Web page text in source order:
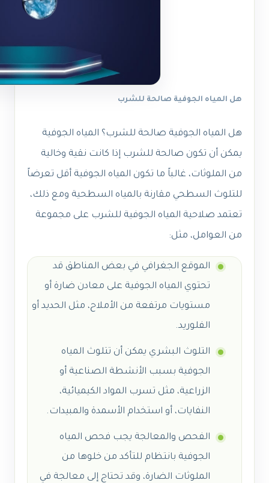
هل المياه الجوفية صالحة للشرب
هل المياه الجوفية صالحة للشرب؟ المياه الجوفية
يمكن أن تكون صالحة للشرب إذا كانت نقية وخالية
من الملوثات، غالباً ما تكون المياه الجوفية أقل تعرضاً
للتلوث السطحي مقارنة بالمياه السطحية ومع ذلك،
تعتمد صلاحية المياه الجوفية للشرب على مجموعة
من العوامل، مثل:
الموقع الجغرافي في بعض المناطق قد
تحتوي المياه الجوفية على معادن ضارة أو
مستويات مرتفعة من الأملاح، مثل الحديد أو
الفلوريد.
التلوث البشري يمكن أن تتلوث المياه
الجوفية بسبب الأنشطة الصناعية أو
الزراعية، مثل تسرب المواد الكيميائية،
النفايات، أو استخدام الأسمدة والمبيدات.
الفحص والمعالجة يجب فحص المياه
الجوفية بانتظام للتأكد من خلوها من
الملوثات الضارة، وقد تحتاج إلى معالجة في